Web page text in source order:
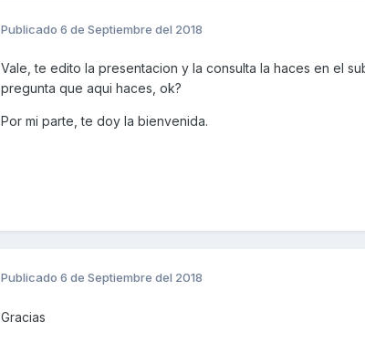
Publicado 6 de Septiembre del 2018
Vale, te edito la presentacion y la consulta la haces en el
pregunta que aqui haces, ok?
Por mi parte, te doy la bienvenida.
Publicado 6 de Septiembre del 2018
Gracias